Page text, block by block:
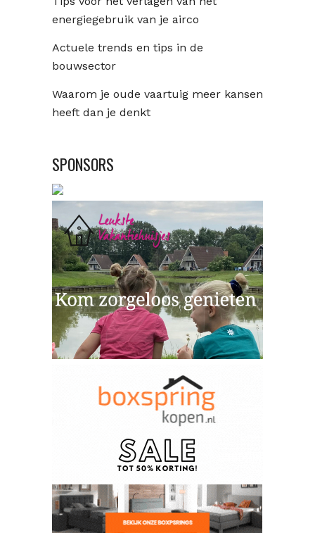
energiegebruik van je airco
Actuele trends en tips in de
bouwsector
Waarom je oude vaartuig meer kansen
heeft dan je denkt
SPONSORS